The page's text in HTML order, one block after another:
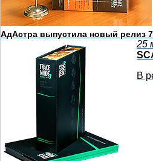
АдАстра выпустила новый релиз
25
В